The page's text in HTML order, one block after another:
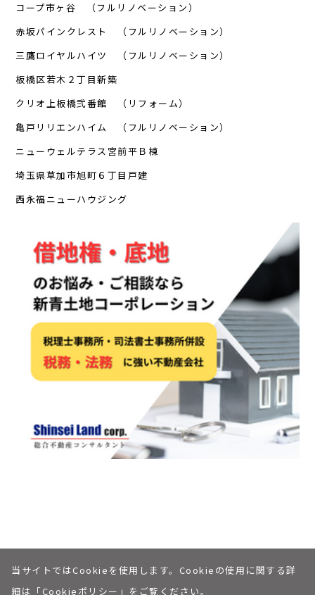
コープ市ヶ谷 （フルリノベーション）
赤坂パインクレスト （フルリノベーション）
三鷹ロイヤルハイツ （フルリノベーション）
板橋区若木２丁目新築
クリオ上板橋弐番館 （リフォーム）
亀戸リリエンハイム （フルリノベーション）
ニューウェルテラス宮前平Ｂ棟
埼玉県草加市旭町６丁目戸建
西永福ニューハウジング
© Shinsei Land corp.
個人情報保護への取り組みについて 私たちについて
当サイトではCookieを使用します。Cookieの使用に関する詳
細は「Cookieポリシー 」をご覧ください。